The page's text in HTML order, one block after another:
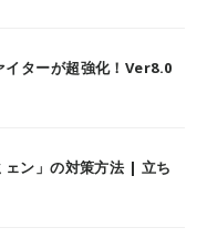
イターが超強化！Ver8.0
ェン」の対策方法 | 立ち